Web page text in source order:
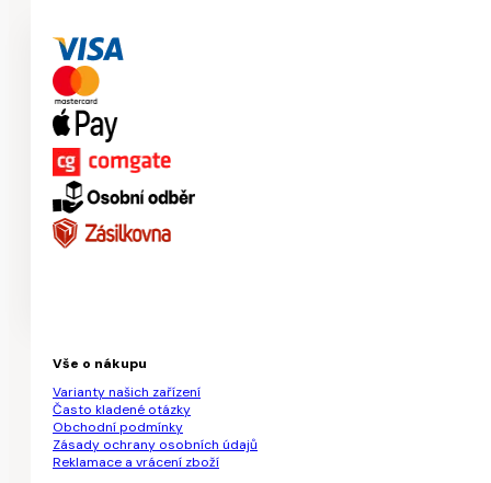
Vše o nákupu
Varianty našich zařízení
Často kladené otázky
Obchodní podmínky
Zásady ochrany osobních údajů
Reklamace a vrácení zboží